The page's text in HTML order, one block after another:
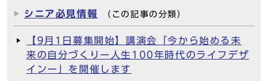
シニア必見情報 （この記事の分類）
【9月1日募集開始】講演会「今から始める未
来の自分づくりー人生100年時代のライフデザ
インー」を開催します